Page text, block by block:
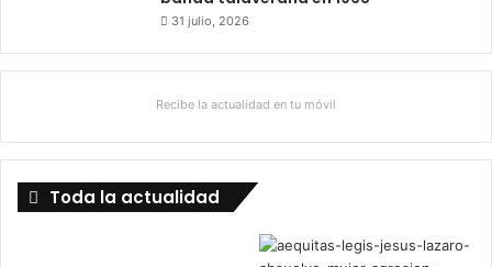
31 julio, 2026
Recibe la actualidad en tu móvil
Toda la actualidad